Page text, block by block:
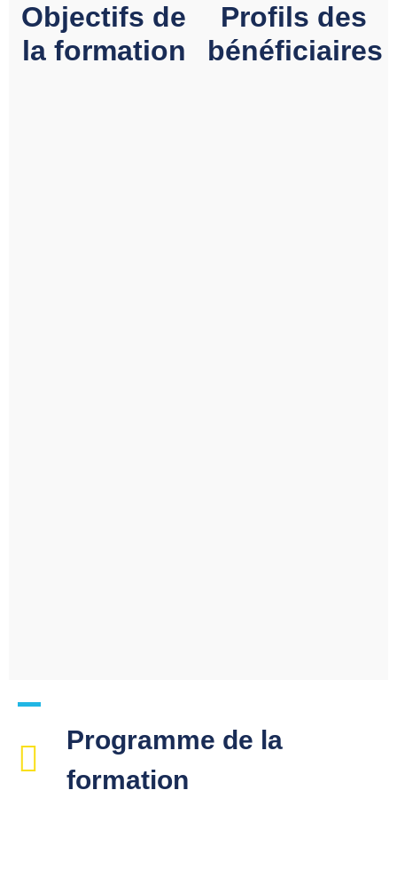
Objectifs de
la formation
Profils des
bénéficiaires
Programme de la
formation